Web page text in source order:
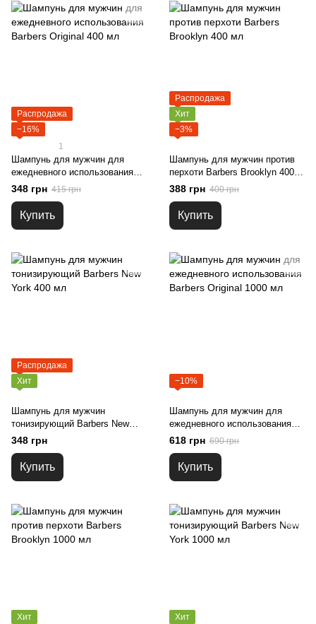
Распродажа
−16%
1
Шампунь для мужчин для
ежедневного использования
Barbers Original 400 мл
348 грн 415 грн
Купить
Распродажа
Хит
−3%
Шампунь для мужчин против
перхоти Barbers Brooklyn 400
мл
388 грн 400 грн
Купить
Распродажа
Хит
Шампунь для мужчин
тонизирующий Barbers New
York 400 мл
348 грн
Купить
−10%
Шампунь для мужчин для
ежедневного использования
Barbers Original 1000 мл
618 грн 690 грн
Купить
Хит Хит